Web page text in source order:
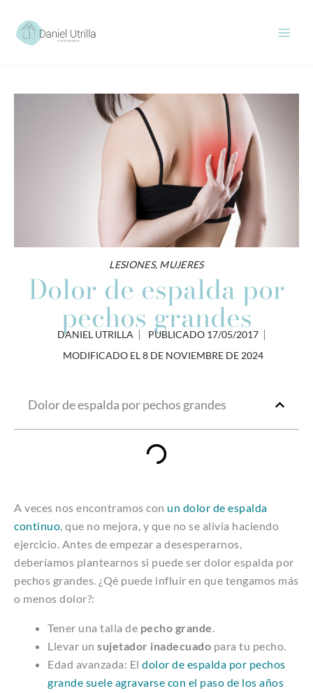
LESIONES, MUJERES
Dolor de espalda por
pechos grandes
DANIEL UTRILLA PUBLICADO 17/05/2017
MODIFICADO EL 8 DE NOVIEMBRE DE 2024
Dolor de espalda por pechos grandes
A veces nos encontramos con un dolor de espalda
continuo, que no mejora, y que no se alivia haciendo
ejercicio. Antes de empezar a desesperarnos,
deberíamos plantearnos si puede ser dolor espalda por
pechos grandes. ¿Qé puede influir en que tengamos más
o menos dolor?:
Tener una talla de pecho grande.
Llevar un sujetador inadecuado para tu pecho.
Edad avanzada: El dolor de espalda por pechos
grande suele agravarse con el paso de los años